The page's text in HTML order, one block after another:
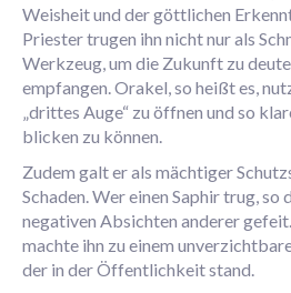
Weisheit und der göttlichen
Priester trugen ihn nicht nur als
Werkzeug, um die Zukunft zu
empfangen. Orakel, so heißt es,
„drittes Auge“ zu öffnen und so
blicken zu können.
Zudem galt er als mächtiger
Schaden. Wer einen Saphir trug, so
negativen Absichten anderer
machte ihn zu einem
der in der Öffentlichkeit stand.